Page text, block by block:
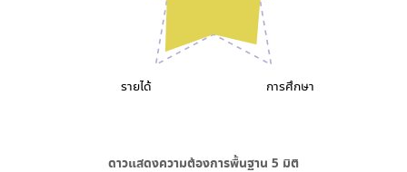
การศึกษา
รายได้
ดาวแสดงความต้องการพื้นฐาน 5 มิติ